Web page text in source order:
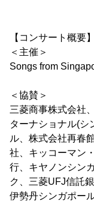
【コンサート概要】
＜主催＞
Songs from
＜協賛＞
三菱商事株式会社
ターナショナル(シ
ル、株式会社再春
社、キッコーマン
行、キヤノンシン
ク、三菱UFJ信託
伊勢丹シンガポー